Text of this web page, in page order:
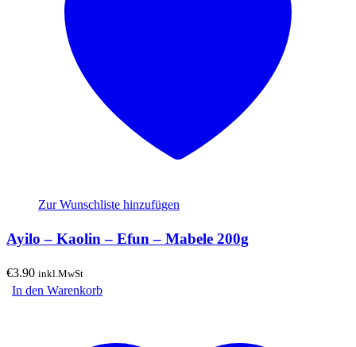
Zur Wunschliste hinzufügen
Ayilo – Kaolin – Efun – Mabele 200g
€3.90 inkl.MwSt
In den Warenkorb